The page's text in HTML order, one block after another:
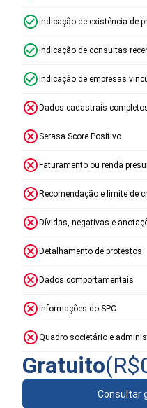
Indicação de existência de
Indicação de consultas
Indicação de empresas
Dados cadastrais
Serasa Score Positivo
Faturamento ou renda
Recomendação e limite de
Dívidas, negativas e
Detalhamento de protestos
Dados comportamentais
Informações do SPC
Quadro societário e
Gratuito(R$
Consultar